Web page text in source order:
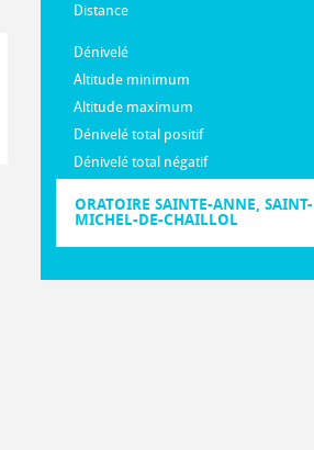
Distance
Dénivelé
Altitude minimum
Altitude maximum
Dénivelé total positif
Dénivelé total négatif
Documentation
ORATOIRE SAINTE-ANNE, SAINT-
MICHEL-DE-CHAILLOL